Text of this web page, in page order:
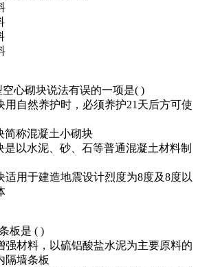
心砌块说法有误的一项是( )
用自然养护时，必须养护21天后方可使
简称混凝土小砌块
以水泥、砂、石等普通混凝土材料制
适用于建造地震设计烈度为8度及8度以
板是 ( )
强材料，以硫铝酸盐水泥为主要原料的
隔墙条板